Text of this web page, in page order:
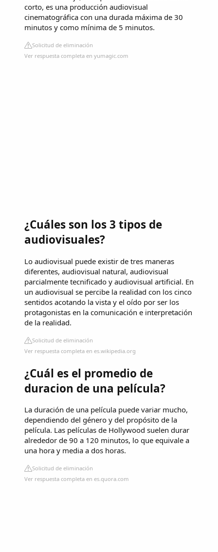
corto, es una producción audiovisual
cinematográfica con una durada máxima de 30
minutos y como mínima de 5 minutos.
Solicitud de eliminación
Ver respuesta completa en yumagic.com
¿Cuáles son los 3 tipos de
audiovisuales?
Lo audiovisual puede existir de tres maneras
diferentes, audiovisual natural, audiovisual
parcialmente tecnificado y audiovisual artificial. En
un audiovisual se percibe la realidad con los cinco
sentidos acotando la vista y el oído por ser los
protagonistas en la comunicación e interpretación
de la realidad.
Solicitud de eliminación
Ver respuesta completa en es.wikipedia.org
¿Cuál es el promedio de
duracion de una película?
La duración de una película puede variar mucho,
dependiendo del género y del propósito de la
película. Las películas de Hollywood suelen durar
alrededor de 90 a 120 minutos, lo que equivale a
una hora y media a dos horas.
Solicitud de eliminación
Ver respuesta completa en es.quora.com